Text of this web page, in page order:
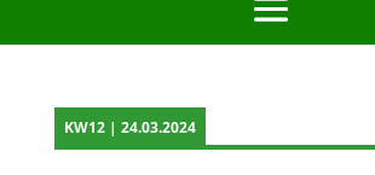
KW12 | 24.03.2024